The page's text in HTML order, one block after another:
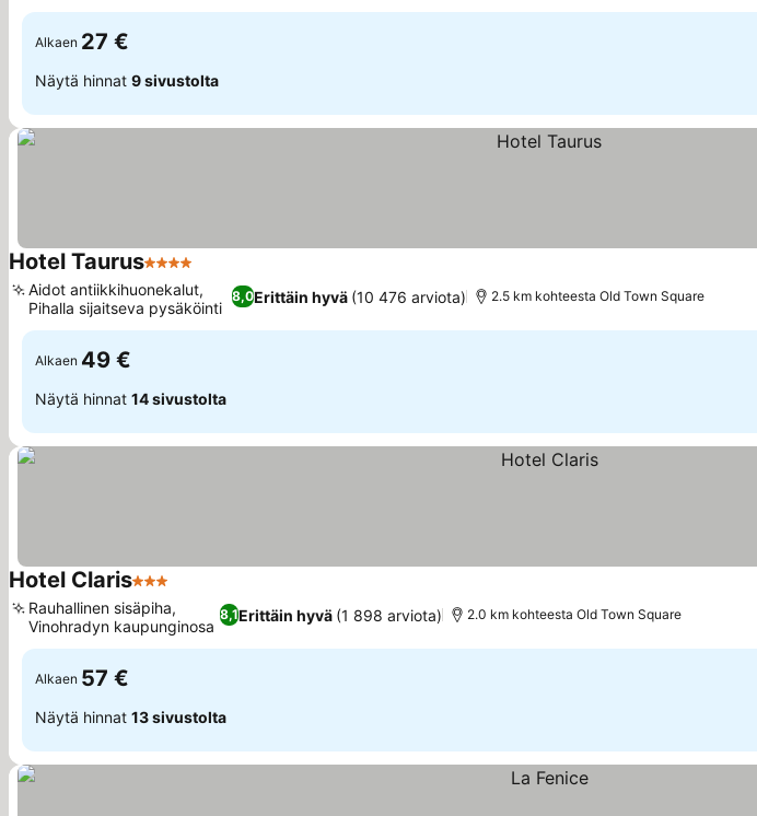
Alkaen 27 €
Näytä hinnat 9 sivustolta
Hotel Taurus4 Tähtiluokitus
8,0Erittäin hyvä (10 476 arviota)
Aidot antiikkihuonekalut,
Pihalla sijaitseva pysäköinti
2.5 km kohteesta Old Town Square
Alkaen 49 €
Näytä hinnat 14 sivustolta
Hotel Claris3 Tähtiluokitus
8,1Erittäin hyvä (1 898 arviota)
Rauhallinen sisäpiha,
Vinohradyn kaupunginosa
2.0 km kohteesta Old Town Square
Alkaen 57 €
Näytä hinnat 13 sivustolta